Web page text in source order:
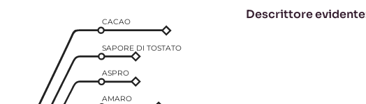
CACAO
SAPORE DI TOSTATO
ASPRO
AMARO
Descrittore evidente